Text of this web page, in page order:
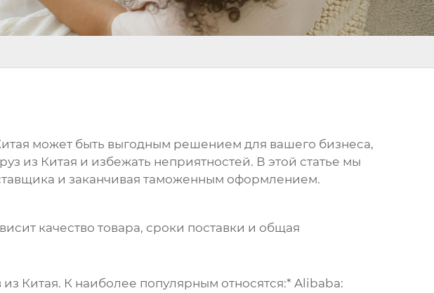
может быть выгодным решением для вашего бизнеса,
из Китая и избежать неприятностей. В этой статье мы
и заканчивая таможенным оформлением.
качество товара, сроки поставки и общая
Китая. К наиболее популярным относятся:* Alibaba: